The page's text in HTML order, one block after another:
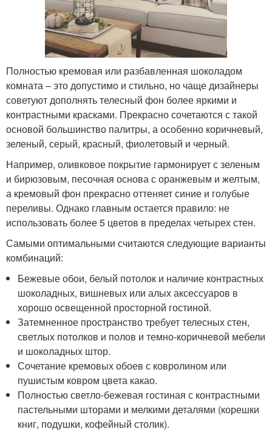
Полностью кремовая или разбавленная шоколадом
комната – это допустимо и стильно, но чаще дизайнеры
советуют дополнять телесный фон более яркими и
контрастными красками. Прекрасно сочетаются с такой
основой большинство палитры, а особенно коричневый,
зеленый, серый, красный, фиолетовый и черный.
Например, оливковое покрытие гармонирует с зеленым
и бирюзовым, песочная основа с оранжевым и желтым,
а кремовый фон прекрасно оттеняет синие и голубые
переливы. Однако главным остается правило: не
использовать более 5 цветов в пределах четырех стен.
Самыми оптимальными считаются следующие варианты
комбинаций:
Бежевые обои, белый потолок и наличие контрастных
шоколадных, вишневых или алых аксессуаров в
хорошо освещенной просторной гостиной.
Затемненное пространство требует телесных стен,
светлых потолков и полов и темно-коричневой мебели
и шоколадных штор.
Сочетание кремовых обоев с ковролином или
пушистым ковром цвета какао.
Полностью светло-бежевая гостиная с контрастными
пастельными шторами и мелкими деталями (корешки
книг, подушки, кофейный столик).